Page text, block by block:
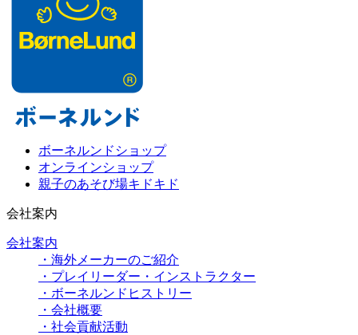
ボーネルンドショップ
オンラインショップ
親子のあそび場キドキド
会社案内
会社案内
・海外メーカーのご紹介
・プレイリーダー・インストラクター
・ボーネルンドヒストリー
・会社概要
・社会貢献活動